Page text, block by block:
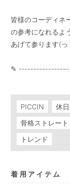
皆様のコーディネ
の参考になれるよ
あげて参ります(っ
✎
PICCIN 休
骨格ストレート
トレンド
着用アイテム